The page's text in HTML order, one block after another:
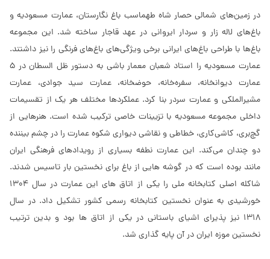
در زمین‌های شمالی حصار شاه طهماسب باغ نگارستان، عمارت مسعودیه و
باغ‌های لاله زار و سردار ایروانی در عهد قاجار ساخته شد. این مجموعه
باغ‌ها با طراحی باغ‌های ایرانی برخی ویژگی‌های باغ‌های فرنگی را نیز داشتند.
عمارت مسعودیه را استاد شعبان معمار باشی به دستور ظل السطان در 5
عمارت دیوانخانه، سفره‌خانه، حوضخانه، عمارت سید جوادی، عمارت
مشیرالملکی و عمارت سردر بنا کرد. عملکردها مختلف هر یک از تقسیمات
داخلی مجموعه مسعودیه با تزیینات خاصی ترکیب شده است. هنرهایی از
گچ‌بری، کاشی‌کاری، خطاطی و نقاشی دیواری شکوه عمارت را در چشم بیننده
دو چندان می‌کند. این عمارت نطفه‌ بسیاری از رویدادهای فرهنگی ایران
مانند بوده است که در گوشه هایی از باغ برای نخستین بار تاسیس شدند.
شاکله اصلی کتابخانه ملی را یکی از اتاق های این عمارت در سال 1304
خورشیدی به عنوان نخستین کتابخانه رسمی کشور تشکیل داد. در سال
1318 نیز پذیرای اشیای باستانی در یکی از اتاق ها بود و بدین ترتیب
نخستین موزه ایران در آن پایه گذاری شد.